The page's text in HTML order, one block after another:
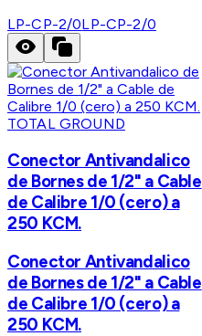
LP-CP-2/0LP-CP-2/0
TOTAL GROUND
Conector Antivandalico
de Bornes de 1/2" a Cable
de Calibre 1/0 (cero) a
250 KCM.
Conector Antivandalico
de Bornes de 1/2" a Cable
de Calibre 1/0 (cero) a
250 KCM.